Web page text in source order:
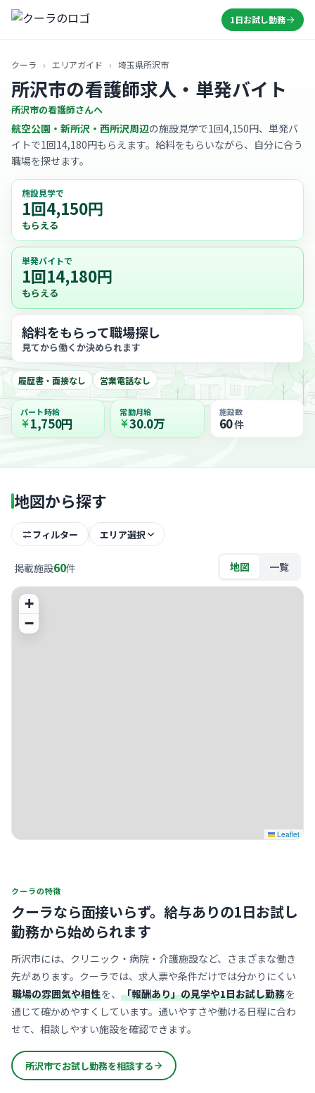
1日お試し勤務
クーラ › エリアガイド › 埼玉県所沢市
所沢市の看護師求人・単発バイト
所沢市の看護師さんへ
航空公園・新所沢・西所沢周辺の施設見学で1回4,150円、単発バ
イトで1回14,180円もらえます。給料をもらいながら、自分に合う
職場を探せます。
施設見学で
1回4,150円
もらえる
単発バイトで
1回14,180円
もらえる
給料をもらって職場探し
見てから働くか決められます
履歴書・面接なし 営業電話なし
パート時給
1,750円
常勤月給
30.0万
施設数
60件
地図から探す
フィルター エリア選択
掲載施設60件 地図 一覧
+
−
Leaflet
クーラの特徴
クーラなら面接いらず。 給与ありの1日お試し
勤務から始められます
所沢市には、クリニック・病院・介護施設など、さまざまな働き
先があります。クーラでは、求人票や条件だけでは分かりにくい
職場の雰囲気や相性を、 「報酬あり」の見学や1日お試し勤務を
通じて確かめやすくしています。通いやすさや働ける日程に合わ
せて、相談しやすい施設を確認できます。
所沢市でお試し勤務を相談する